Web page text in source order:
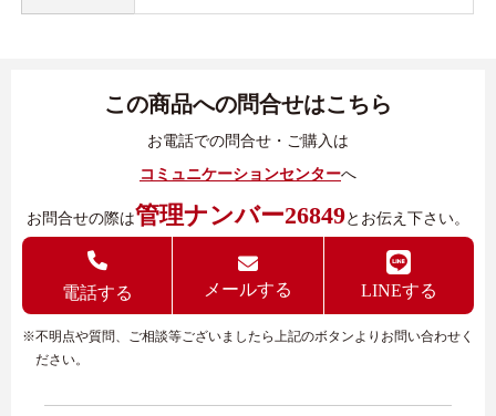
この商品への問合せはこちら
お電話での問合せ・ご購入は
コミュニケーションセンターへ
お問合せの際は管理ナンバー26849とお伝え下さい。
電話する メールする LINEする
※不明点や質問、ご相談等ございましたら上記のボタンよりお問い合わせく
ださい。